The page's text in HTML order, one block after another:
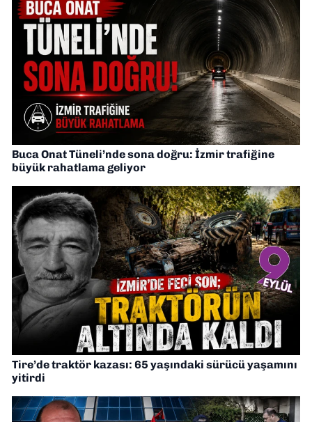
Buca Onat Tüneli’nde sona doğru: İzmir trafiğine
büyük rahatlama geliyor
Tire’de traktör kazası: 65 yaşındaki sürücü yaşamını
yitirdi